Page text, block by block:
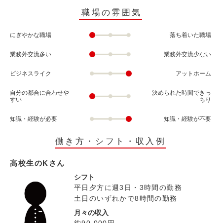
職場の雰囲気
にぎやかな職場 落ち着いた職場
業務外交流多い 業務外交流少ない
ビジネスライク アットホーム
自分の都合に合わせや
すい
決められた時間できっ
ちり
知識・経験が必要 知識・経験が不要
働き方・シフト・収入例
高校生のKさん
シフト
平日夕方に週3日・3時間の勤務
土日のいずれかで8時間の勤務
月々の収入